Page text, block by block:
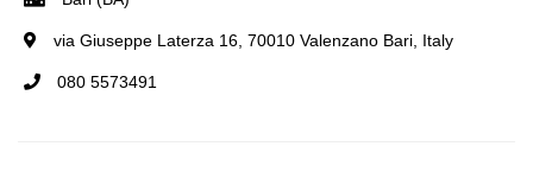
via Giuseppe Laterza 16, 70010 Valenzano Bari, Italy
080 5573491